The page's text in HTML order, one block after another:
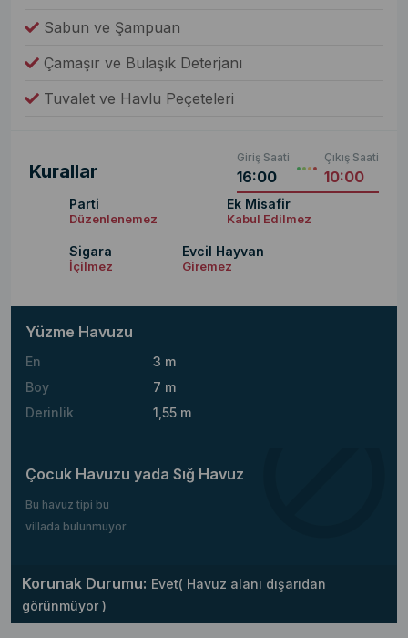
Sabun ve Şampuan
Çamaşır ve Bulaşık Deterjanı
Tuvalet ve Havlu Peçeteleri
Kurallar
Giriş Saati
16:00
Çıkış Saati
10:00
Parti
Düzenlenemez
Ek Misafir
Kabul Edilmez
Sigara
İçilmez
Evcil Hayvan
Giremez
Yüzme Havuzu
En
3 m
Boy
7 m
Derinlik
1,55 m
Çocuk Havuzu yada Sığ Havuz
Bu havuz tipi bu
villada bulunmuyor.
Korunak Durumu: Evet( Havuz alanı dışarıdan
görünmüyor )